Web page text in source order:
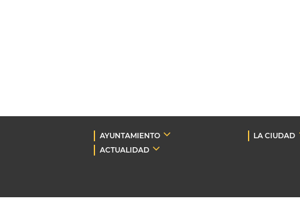
AYUNTAMIENTO LA CIUDAD
ACTUALIDAD